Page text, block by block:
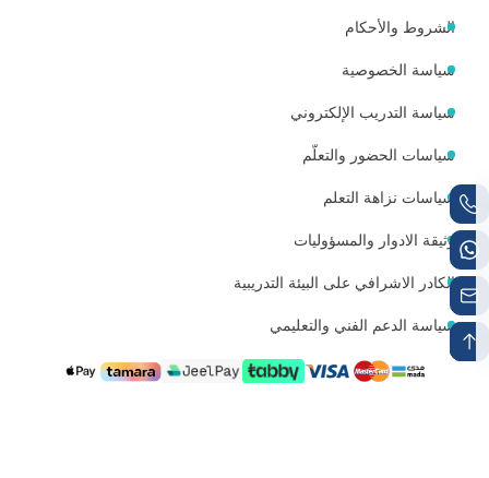
الشروط والأحكام
سياسة الخصوصية
سياسة التدريب الإلكتروني
سياسات الحضور والتعلّم
سياسات نزاهة التعلم
وثيقة الادوار والمسؤوليات
الكادر الاشرافي على البيئة التدريبية
سياسة الدعم الفني والتعليمي